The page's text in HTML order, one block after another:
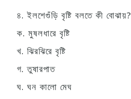
৪. ইলশেগুঁড়ি বৃষ্টি বলতে কী বোঝায়?
ক. মুষলধারে বৃষ্টি
খ. ঝিরঝিরে বৃষ্টি
গ. তুষারপাত
ঘ. ঘন কালো মেঘ